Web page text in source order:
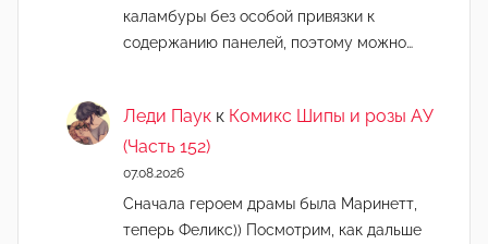
каламбуры без особой привязки к
содержанию панелей, поэтому можно…
Леди Паук к Комикс Шипы и розы АУ
(Часть 152)
07.08.2026
Сначала героем драмы была Маринетт,
теперь Феликс)) Посмотрим, как дальше